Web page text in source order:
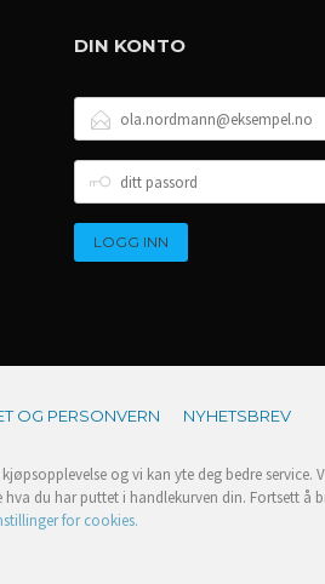
DIN KONTO
POSTADRESSE
PASSORD
OG PERSONVERN NYHETSBREV
og vi kan yte deg bedre service.
du har puttet i handlekurven din. Fortsett å
for cookies.